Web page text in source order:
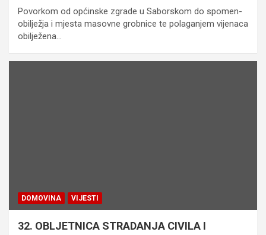
Povorkom od općinske zgrade u Saborskom do spomen-
obilježja i mjesta masovne grobnice te polaganjem vijenaca
obilježena…
DOMOVINA VIJESTI
32. OBLJETNICA STRADANJA CIVILA I